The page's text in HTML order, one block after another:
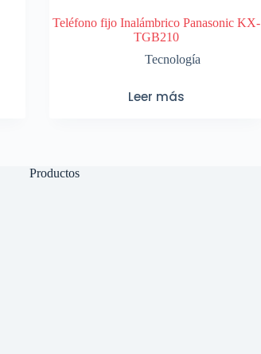
Teléfono fijo Inalámbrico Panasonic KX-
TGB210
Tecnología
Leer más
Productos